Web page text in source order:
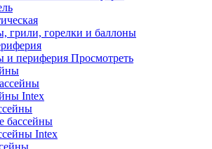
грили, горелки и баллоны
и периферия Просмотреть
Intex
бассейны
Intex